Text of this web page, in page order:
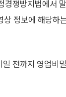
경쟁방지법에서
정보에 해당하
전까지 영업비